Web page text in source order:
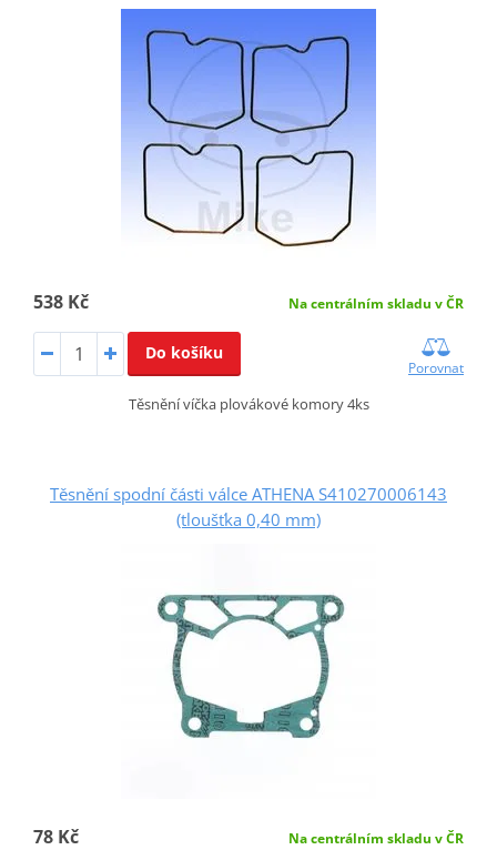
538 Kč Na centrálním skladu v ČR
Do košíku
Porovnat
Těsnění víčka plovákové komory 4ks
Těsnění spodní části válce ATHENA S410270006143
(tloušťka 0,40 mm)
78 Kč Na centrálním skladu v ČR